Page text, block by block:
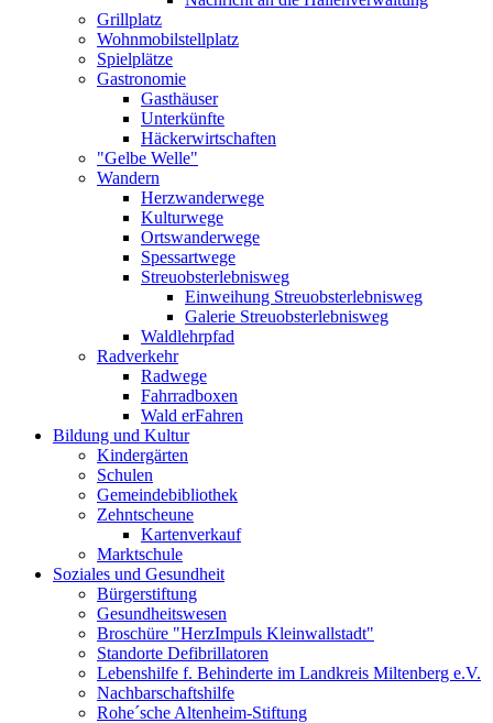
Grillplatz
Wohnmobilstellplatz
Spielplätze
Gastronomie
Gasthäuser
Unterkünfte
Häckerwirtschaften
"Gelbe Welle"
Wandern
Herzwanderwege
Kulturwege
Ortswanderwege
Spessartwege
Streuobsterlebnisweg
Einweihung Streuobsterlebnisweg
Galerie Streuobsterlebnisweg
Waldlehrpfad
Radverkehr
Radwege
Fahrradboxen
Wald erFahren
Bildung und Kultur
Kindergärten
Schulen
Gemeindebibliothek
Zehntscheune
Kartenverkauf
Marktschule
Soziales und Gesundheit
Bürgerstiftung
Gesundheitswesen
Broschüre "HerzImpuls Kleinwallstadt"
Standorte Defibrillatoren
Lebenshilfe f. Behinderte im Landkreis Miltenberg e.V.
Nachbarschaftshilfe
Rohe´sche Altenheim-Stiftung